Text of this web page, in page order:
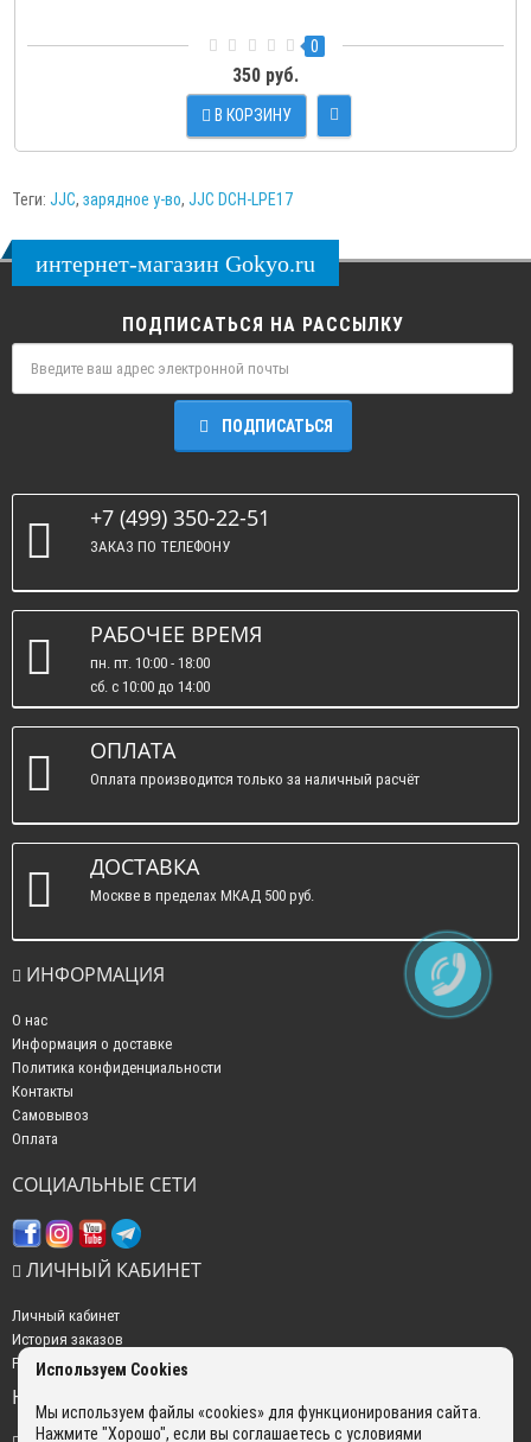
0
350 руб.
В КОРЗИНУ
Теги: JJC, зарядное у-во, JJC DCH-LPE17
интернет-магазин Gokyo.ru
ПОДПИСАТЬСЯ НА РАССЫЛКУ
ПОДПИСАТЬСЯ
+7 (499) 350-22-51
ЗАКАЗ ПО ТЕЛЕФОНУ
РАБОЧЕЕ ВРЕМЯ
пн. пт. 10:00 - 18:00
сб. c 10:00 до 14:00
вс. : выходные.
ОПЛАТА
Оплата производится только за наличный расчёт
ДОСТАВКА
Москве в пределах МКАД 500 руб.
ИНФОРМАЦИЯ
О нас
Информация о доставке
Политика конфиденциальности
Контакты
Самовывоз
Оплата
СОЦИАЛЬНЫЕ СЕТИ
ЛИЧНЫЙ КАБИНЕТ
Личный кабинет
История заказов
Рассылка новостей
НАШИ КОНТАКТЫ
Используем Cookies
Мы используем файлы «cookies» для функционирования сайта.
Нажмите "Хорошо", если вы соглашаетесь с условиями